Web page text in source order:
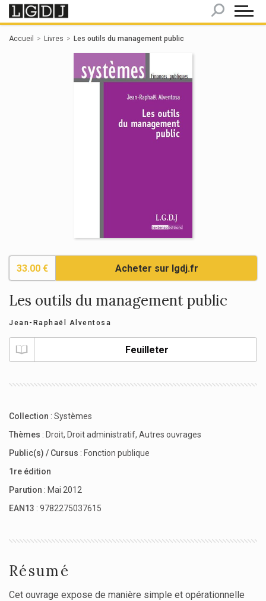
Accueil Livres Les outils du management public
33.00 € Acheter sur lgdj.fr
Les outils du management public
Jean-Raphaël Alventosa
Feuilleter
Collection : Systèmes
Thèmes : Droit, Droit administratif, Autres ouvrages
Public(s) / Cursus : Fonction publique
1re édition
Parution : Mai 2012
EAN13 : 9782275037615
Résumé
Cet ouvrage expose de manière simple et opérationnelle
Panneau de gestion des cookies